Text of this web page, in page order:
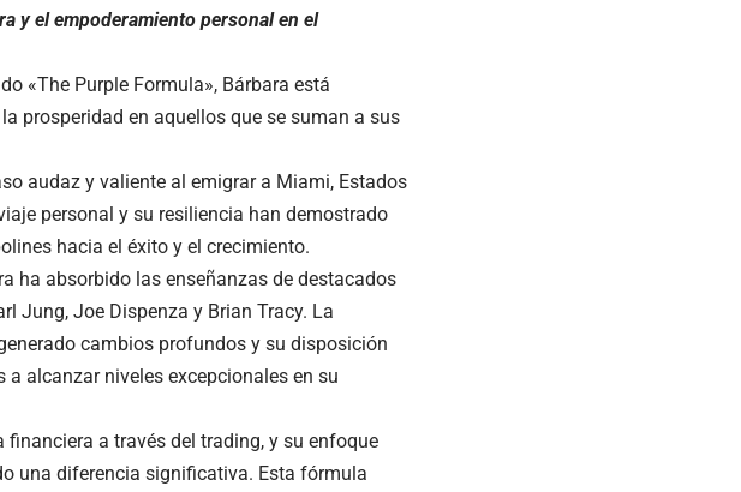
y el empoderamiento personal en el
«The Purple Formula», Bárbara está
prosperidad en aquellos que se suman a sus
audaz y valiente al emigrar a Miami, Estados
personal y su resiliencia han demostrado
hacia el éxito y el crecimiento.
ha absorbido las enseñanzas de destacados
Jung, Joe Dispenza y Brian Tracy. La
cambios profundos y su disposición
alcanzar niveles excepcionales en su
a través del trading, y su enfoque
una diferencia significativa. Esta fórmula